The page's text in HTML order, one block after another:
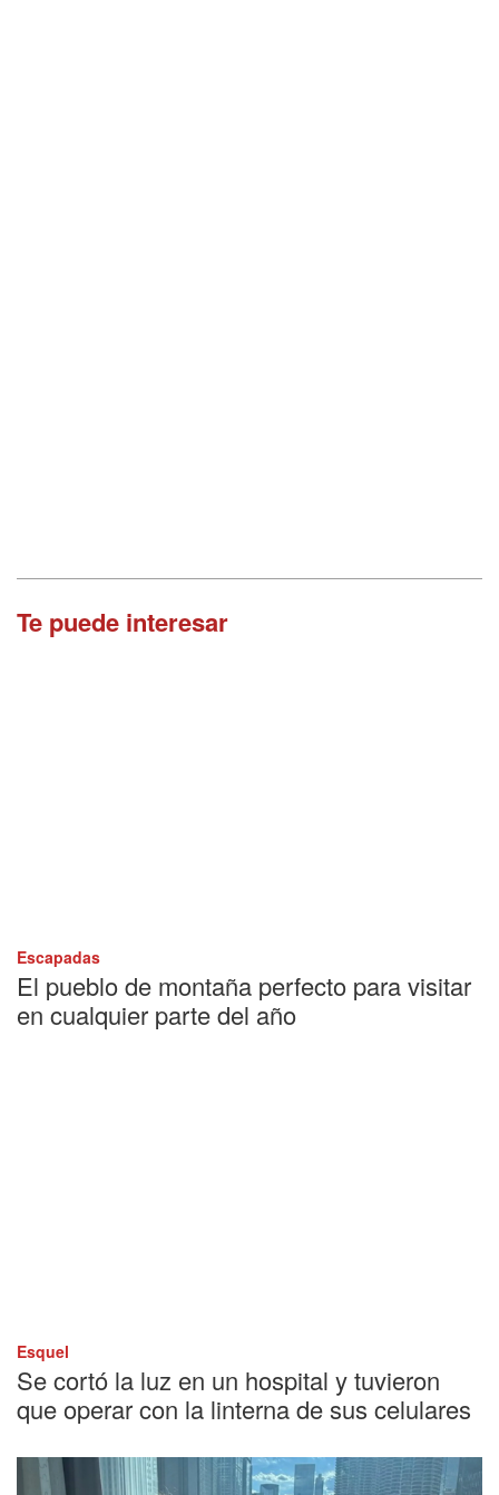
Te puede interesar
Escapadas
El pueblo de montaña perfecto para visitar
en cualquier parte del año
Esquel
Se cortó la luz en un hospital y tuvieron
que operar con la linterna de sus celulares